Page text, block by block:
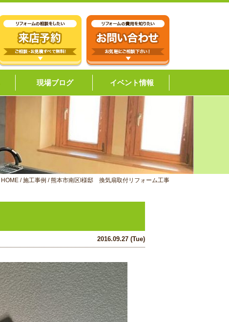
現場ブログ イベント情報
HOME /施工事例 /熊本市南区I様邸 換気扇取付リフォーム工事
2016.09.27 (Tue)